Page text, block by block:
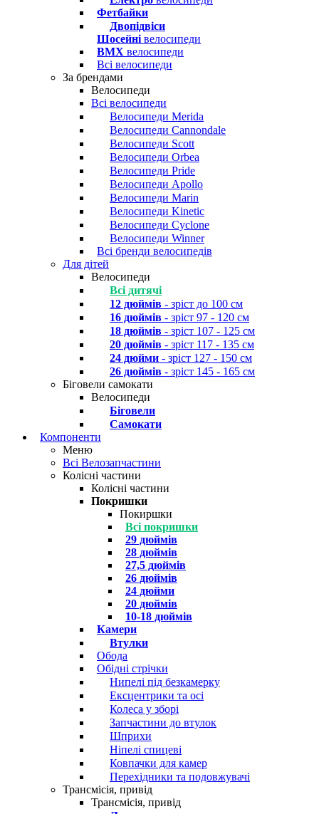
Фетбайки
Двопідвіси
Шосейні велосипеди
BMX велосипеди
Всі велосипеди
За брендами
Велосипеди
Всі велосипеди
Велосипеди Merida
Велосипеди Cannondale
Велосипеди Scott
Велосипеди Orbea
Велосипеди Pride
Велосипеди Apollo
Велосипеди Marin
Велосипеди Kinetic
Велосипеди Cyclone
Велосипеди Winner
Всі бренди велосипедів
Для дітей
Велосипеди
Всі дитячі
12 дюймів - зріст до 100 см
16 дюймів - зріст 97 - 120 см
18 дюймів - зріст 107 - 125 см
20 дюймів - зріст 117 - 135 см
24 дюйми - зріст 127 - 150 см
26 дюймів - зріст 145 - 165 см
Біговели самокати
Велосипеди
Біговели
Самокати
Компоненти
Меню
Всі Велозапчастини
Колісні частини
Колісні частини
Покришки
Покиршки
Всі покришки
29 дюймів
28 дюймів
27,5 дюймів
26 дюймів
24 дюйми
20 дюймів
10-18 дюймів
Камери
Втулки
Обода
Обідні стрічки
Нипелі під безкамерку
Ексцентрики та осі
Колеса у зборі
Запчастини до втулок
Шприхи
Ніпелі спицеві
Ковпачки для камер
Перехідники та подовжувачі
Трансмісія, привід
Трансмісія, привід